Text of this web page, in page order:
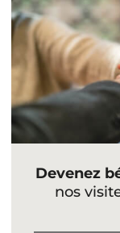
Devenez
nos